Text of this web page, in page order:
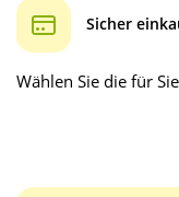
Sicher
Wählen Sie die für